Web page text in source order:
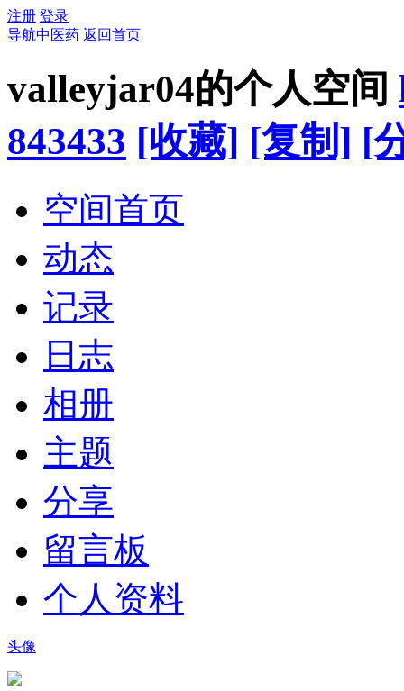
注册 登录
导航中医药 返回首页
valleyjar04的个人空间
843433 [收藏] [复制] [
空间首页
动态
记录
日志
相册
主题
分享
留言板
个人资料
头像